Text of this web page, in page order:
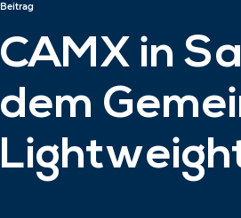
Beitrag
CAMX in
dem